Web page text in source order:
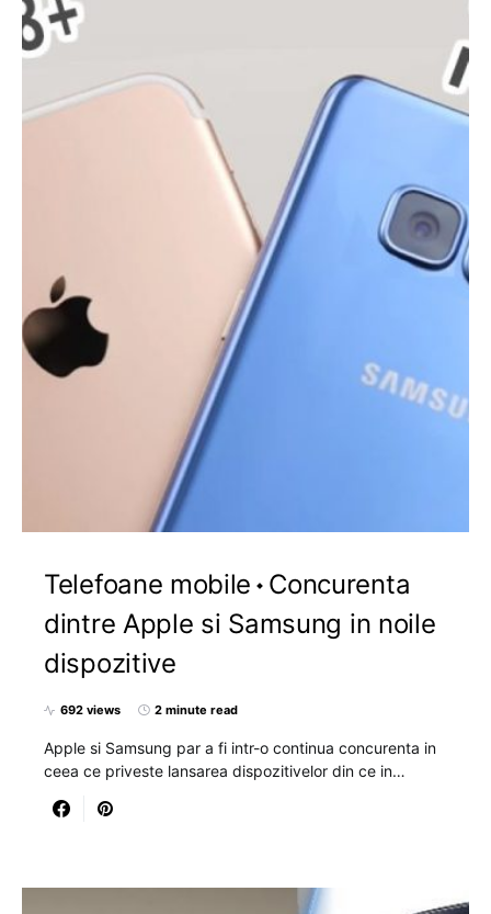
Telefoane mobile
Concurenta
dintre Apple si Samsung in noile
dispozitive
692 views 2 minute read
Apple si Samsung par a fi intr-o continua concurenta in
ceea ce priveste lansarea dispozitivelor din ce in…